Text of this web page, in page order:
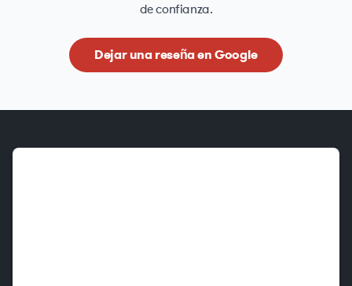
de confianza.
Dejar una reseña en Google